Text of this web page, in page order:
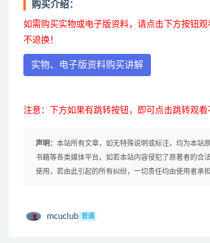
购买介绍：
如需购买实物或电子版资料，请点击下方按钮
不退换！
实物、电子版资料购买讲解
注意：下方如果有跳转按钮，即可点击跳转观
声明： 本站所有文章，如无特殊说明或标注，均为本站
书籍等各类媒体平台。如若本站内容侵犯了原著者的合
使用，若由此引起的所有纠纷，一切责任均由使用者承担
mcuclub 普通